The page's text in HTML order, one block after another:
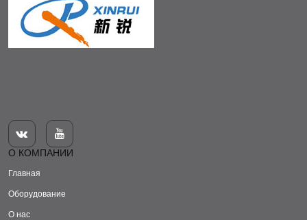


О КОМПАНИИ
Главная
Оборудование
О нас